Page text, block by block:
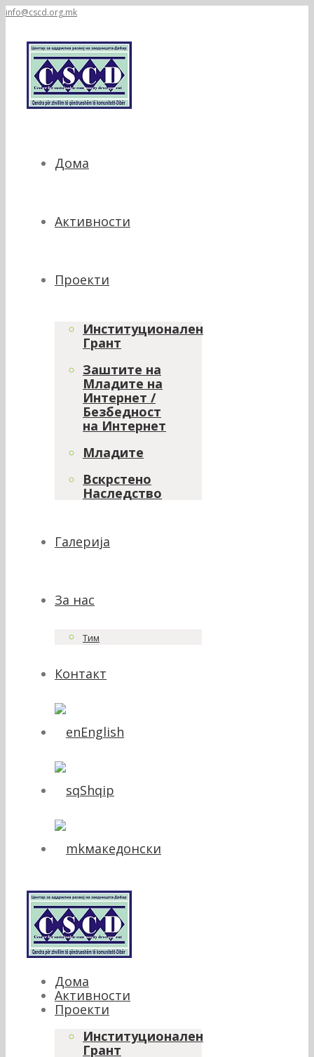
info@cscd.org.mk
Дома
Активности
Проекти
Институционален
Грант
Заштите на
Младите на
Интернет /
Безбедност
на Интернет
Младите
Вскрстено
Наследство
Галерија
За нас
Тим
Контакт
English
Shqip
македонски
Дома
Активности
Проекти
Институционален
Грант